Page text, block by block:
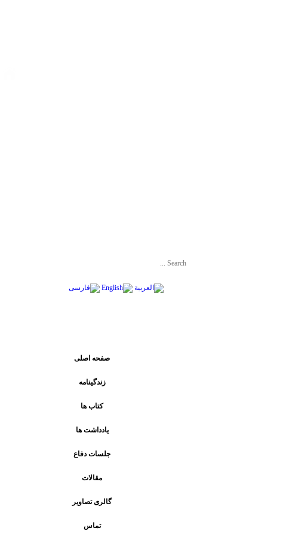
صفحه اصلی
زندگینامه
کتاب ها
يادداشت ها
جلسات دفاع
مقالات
گالری تصاویر
تماس